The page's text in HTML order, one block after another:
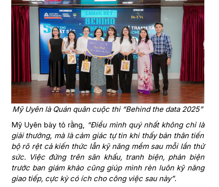
Mỹ Uyên là Quán quân cuộc thi “Behind the data 2025”
Mỹ Uyên bày tỏ rằng, “Điều mình quý nhất không chỉ là
giải thưởng, mà là cảm giác tự tin khi thấy bản thân tiến
bộ rõ rệt cả kiến thức lẫn kỹ năng mềm sau mỗi lần thử
sức. Việc đứng trên sân khấu, tranh biện, phản biện
trước ban giám khảo cũng giúp mình rèn luôn kỹ năng
giao tiếp, cực kỳ có ích cho công việc sau này”.